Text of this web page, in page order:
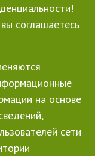
соглашаетесь
на основе
сети